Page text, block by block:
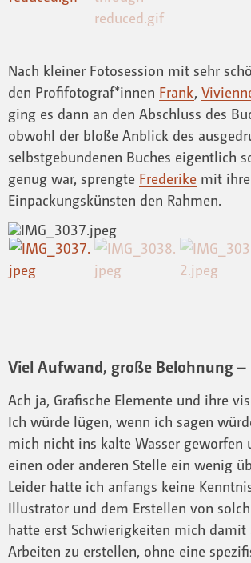
Nach kleiner Fotosession mit sehr
den Profifotograf*innen Frank,
ging es dann an den Abschluss des
obwohl der bloße Anblick des
selbstgebundenen Buches eigentlich
genug war, sprengte Frederike mit
Einpackungskünsten den Rahmen.
Viel Aufwand, große Belohnung –
Ach ja, Grafische Elemente und ihre
Ich würde lügen, wenn ich sagen
mich nicht ins kalte Wasser geworfen
einen oder anderen Stelle ein wenig
Leider hatte ich anfangs keine
Illustrator und dem Erstellen von
hatte erst Schwierigkeiten mich damit
Arbeiten zu erstellen, ohne eine